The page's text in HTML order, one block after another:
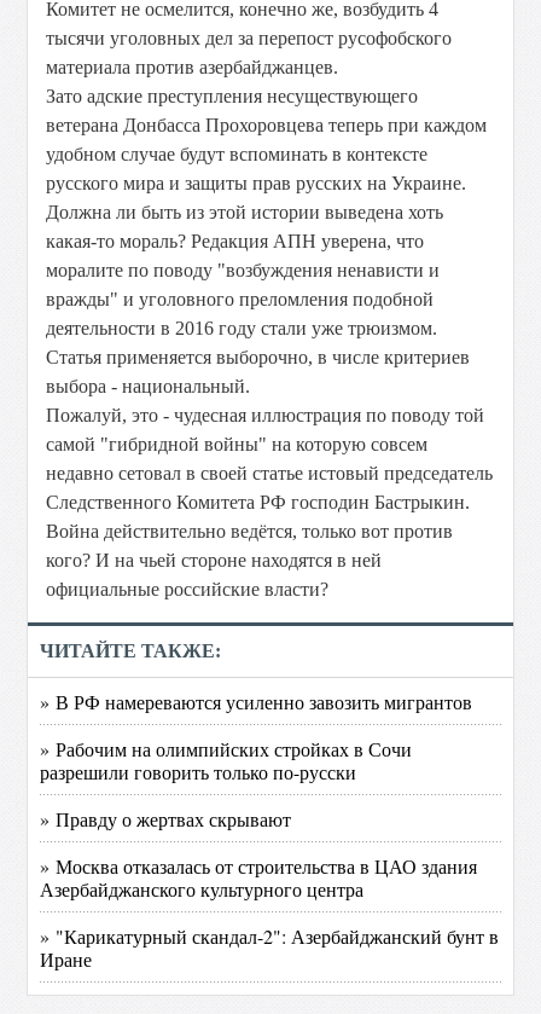
Комитет не осмелится, конечно же, возбудить 4
тысячи уголовных дел за перепост русофобского
материала против азербайджанцев.
Зато адские преступления несуществующего
ветерана Донбасса Прохоровцева теперь при каждом
удобном случае будут вспоминать в контексте
русского мира и защиты прав русских на Украине.
Должна ли быть из этой истории выведена хоть
какая-то мораль? Редакция АПН уверена, что
моралите по поводу "возбуждения ненависти и
вражды" и уголовного преломления подобной
деятельности в 2016 году стали уже трюизмом.
Статья применяется выборочно, в числе критериев
выбора - национальный.
Пожалуй, это - чудесная иллюстрация по поводу той
самой "гибридной войны" на которую совсем
недавно сетовал в своей статье истовый председатель
Следственного Комитета РФ господин Бастрыкин.
Война действительно ведётся, только вот против
кого? И на чьей стороне находятся в ней
официальные российские власти?
ЧИТАЙТЕ ТАКЖЕ:
» В РФ намереваются усиленно завозить мигрантов
» Рабочим на олимпийских стройках в Сочи
разрешили говорить только по-русски
» Правду о жертвах скрывают
» Москва отказалась от строительства в ЦАО здания
Азербайджанского культурного центра
» "Карикатурный скандал-2": Азербайджанский бунт в
Иране